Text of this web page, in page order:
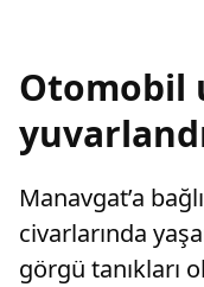
Otomobil
Manavgat’a
civarlarında
görgü tanıkları